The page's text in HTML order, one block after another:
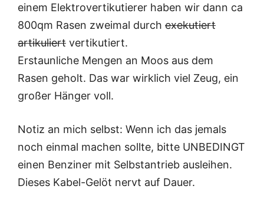
einem Elektrovertikutierer haben wir dann ca
800qm Rasen zweimal durch exekutiert
artikuliert vertikutiert.
Erstaunliche Mengen an Moos aus dem
Rasen geholt. Das war wirklich viel Zeug, ein
großer Hänger voll.
Notiz an mich selbst: Wenn ich das jemals
noch einmal machen sollte, bitte UNBEDINGT
einen Benziner mit Selbstantrieb ausleihen.
Dieses Kabel-Gelöt nervt auf Dauer.